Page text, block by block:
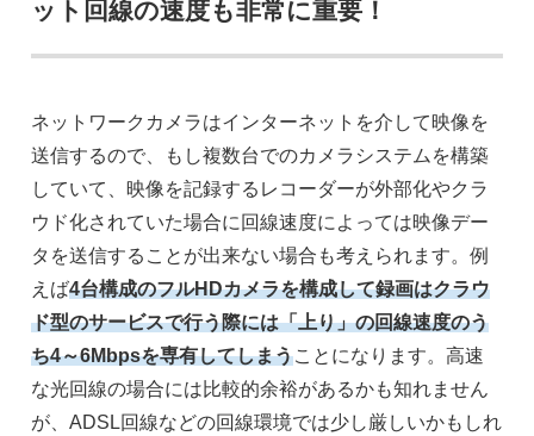
ット回線の速度も非常に重要！
ネットワークカメラはインターネットを介して映像を
送信するので、もし複数台でのカメラシステムを構築
していて、映像を記録するレコーダーが外部化やクラ
ウド化されていた場合に回線速度によっては映像デー
タを送信することが出来ない場合も考えられます。例
えば4台構成のフルHDカメラを構成して録画はクラウ
ド型のサービスで行う際には「上り」の回線速度のう
ち4～6Mbpsを専有してしまうことになります。高速
な光回線の場合には比較的余裕があるかも知れません
が、ADSL回線などの回線環境では少し厳しいかもしれ